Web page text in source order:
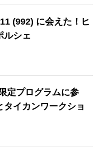
(992) に会えた！ヒ
ルシェ
定プログラムに参
タイカンワークショ